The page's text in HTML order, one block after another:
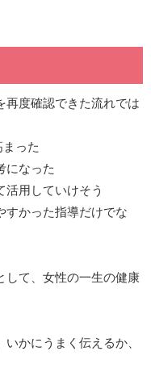
再度確認できた流れでは
った
になった
活用していけそう
すかった指導だけでな
して、女性の一生の健康
かにうまく伝えるか、